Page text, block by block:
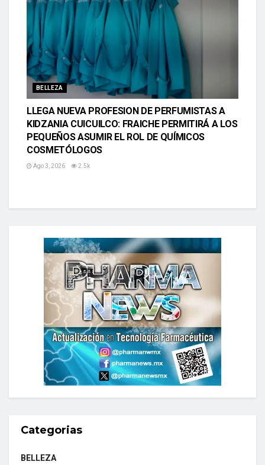
BELLEZA
LLEGA NUEVA PROFESION DE PERFUMISTAS A
KIDZANIA CUICUILCO: FRAICHE PERMITIRÁ A LOS
PEQUEÑOS ASUMIR EL ROL DE QUÍMICOS
COSMETÓLOGOS
Ago 3, 2026 2.5k
Categorias
BELLEZA